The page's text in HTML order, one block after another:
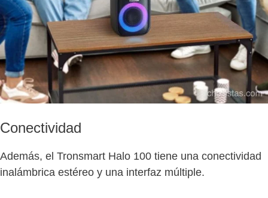
Conectividad
Además, el Tronsmart Halo 100 tiene una conectividad
inalámbrica estéreo y una interfaz múltiple.